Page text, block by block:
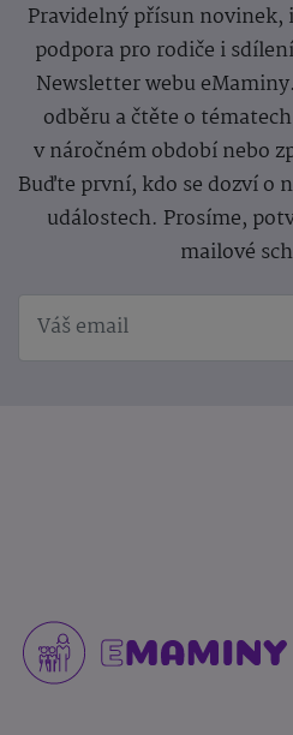
Pravidelný přísun novinek,
podpora pro rodiče i
Newsletter webu
odběru a čtěte o
v náročném období nebo
Buďte první, kdo se dozví o
událostech. Prosíme,
mailové